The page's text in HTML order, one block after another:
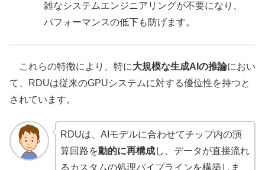
雑なシステムエンジニアリングが不要になり、
パフォーマンスの低下も防げます。
これらの特徴により、特に大規模な生成AIの推論におい
て、RDUは従来のGPUシステムに対する優位性を持つと
されています。
RDUは、AIモデルに合わせてチップ内の演
算回路を動的に再構成し、データが直接流れ
るカスタムの処理パイプラインを構築しま